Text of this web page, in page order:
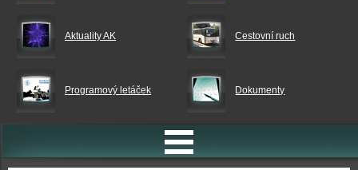
Aktuality AK Cestovní ruch
Programový letáček Dokumenty